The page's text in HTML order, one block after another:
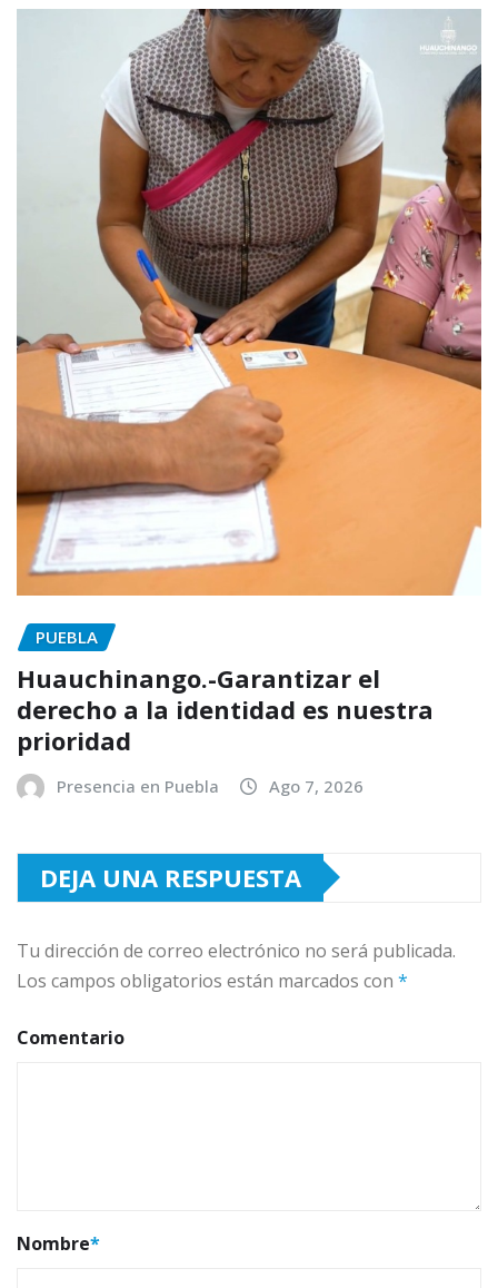
PUEBLA
Huauchinango.-Garantizar el
derecho a la identidad es nuestra
prioridad
Presencia en Puebla Ago 7, 2026
DEJA UNA RESPUESTA
Tu dirección de correo electrónico no será publicada.
Los campos obligatorios están marcados con *
Comentario
Nombre*